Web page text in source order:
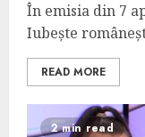
În emisia din 7
Iubește
READ MORE
2 min read